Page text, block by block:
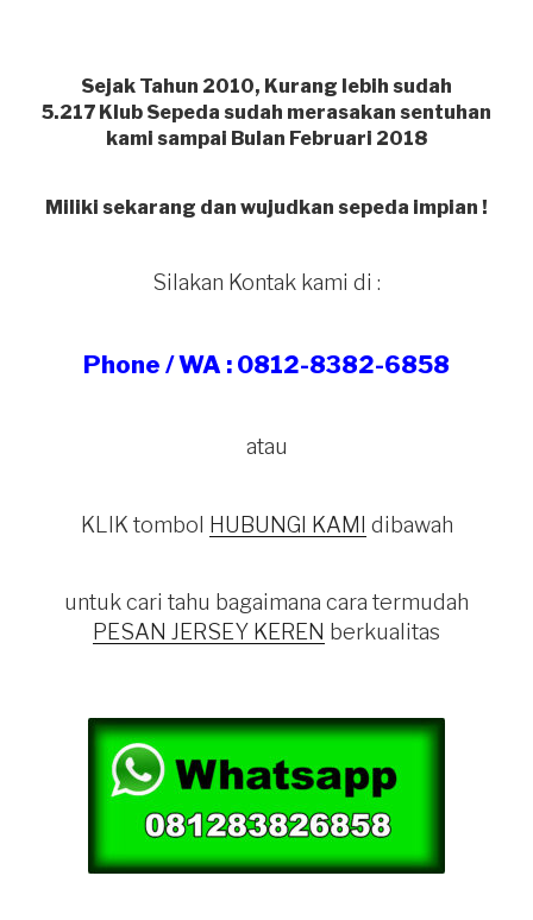
Sejak Tahun 2010, Kurang lebih sudah
5.217 Klub Sepeda sudah merasakan sentuhan
kami sampai Bulan Februari 2018
Miliki sekarang dan wujudkan sepeda impian !
Silakan Kontak kami di :
Phone / WA : 0812-8382-6858
atau
KLIK tombol HUBUNGI KAMI dibawah
untuk cari tahu bagaimana cara termudah
PESAN JERSEY KEREN berkualitas